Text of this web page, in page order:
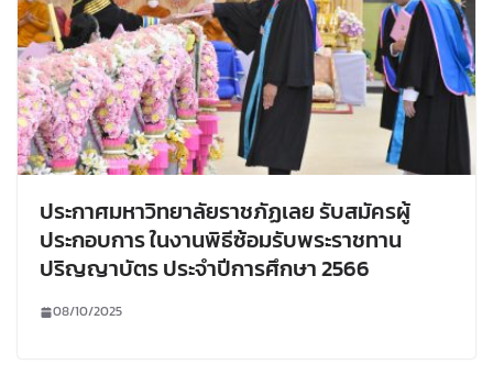
ประกาศมหาวิทยาลัยราชภัฏเลย รับสมัครผู้
ประกอบการ ในงานพิธีซ้อมรับพระราชทาน
ปริญญาบัตร ประจำปีการศึกษา 2566
08/10/2025